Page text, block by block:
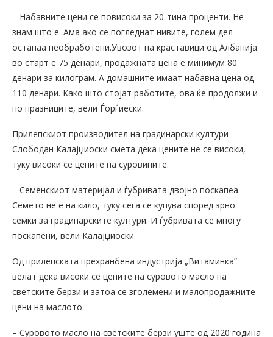
– Набавните цени се повисоки за 20-тина проценти. Не
знам што е. Ама ако се погледнат нивите, голем дел
останаа необработени.Увозот на краставици од Албанија
во старт е 75 денари, продажната цена е минимум 80
денари за килограм. А домашните имаат набавна цена од
110 денари. Како што стојат работите, ова ќе продолжи и
по празниците, вели Ѓорѓиески.
Прилепскиот производител на градинарски култури
Слободан Калајџиоски смета дека цените не се високи,
туку високи се цените на суровините.
– Семенскиот материјал и ѓубривата двојно поскапеа.
Семето не е на кило, туку сега се купува според зрно
семки за градинарските култури. И ѓубривата се многу
поскапени, вели Калајџиоски.
Од прилепската прехранбена индустрија „Витаминка”
велат дека високи се цените на суровото масло на
светските берзи и затоа се зголемени и малопродажните
цени на маслото.
– Суровото масло на светските берзи уште од 2020 година